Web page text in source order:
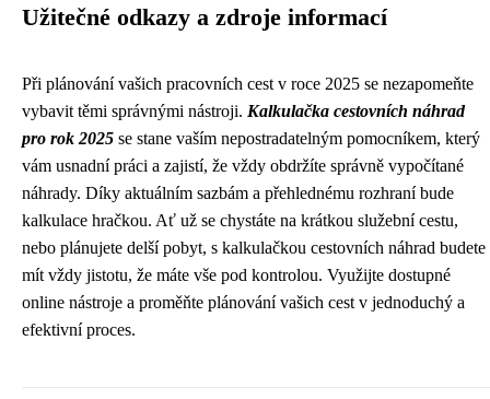
Užitečné odkazy a zdroje informací
Při plánování vašich pracovních cest v roce 2025 se nezapomeňte
vybavit těmi správnými nástroji. Kalkulačka cestovních náhrad
pro rok 2025 se stane vaším nepostradatelným pomocníkem, který
vám usnadní práci a zajistí, že vždy obdržíte správně vypočítané
náhrady. Díky aktuálním sazbám a přehlednému rozhraní bude
kalkulace hračkou. Ať už se chystáte na krátkou služební cestu,
nebo plánujete delší pobyt, s kalkulačkou cestovních náhrad budete
mít vždy jistotu, že máte vše pod kontrolou. Využijte dostupné
online nástroje a proměňte plánování vašich cest v jednoduchý a
efektivní proces.